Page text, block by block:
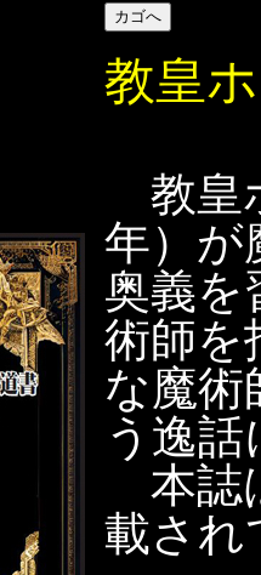
教皇
教皇
年）が
奥義を
術師を
な魔術
う逸
本誌
載され